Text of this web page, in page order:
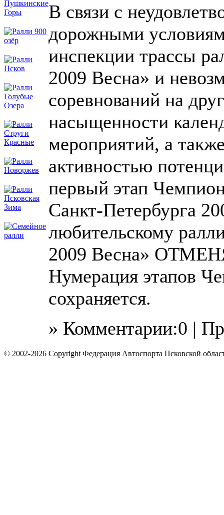
В связи с
дорожными
инспекции трассы
2009 Весна» и
соревнований на
насыщенности
мероприятий, а
активностью
первый этап
Санкт-Петербурга
любительскому
2009 Весна»
Нумерация этапов
сохраняется.
» Комментарии:0 |
© 2002-2026 Copyright Федерация Автоспорта Псковской